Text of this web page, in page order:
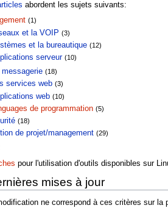
abordent les sujets suivants:
(1)
et la VOIP (3)
et la bureautique (12)
serveur (10)
messagerie (18)
services web (3)
web (10)
de programmation (5)
(18)
de projet/management (29)
pour l'utilisation d'outils disponibles sur
mises à jour
ne correspond à ces critères sur la